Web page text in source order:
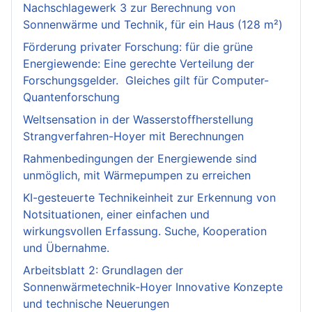
Nachschlagewerk 3 zur Berechnung von
Sonnenwärme und Technik, für ein Haus (128 m²)
Förderung privater Forschung: für die grüne
Energiewende: Eine gerechte Verteilung der
Forschungsgelder. Gleiches gilt für Computer-
Quantenforschung
Weltsensation in der Wasserstoffherstellung
Strangverfahren-Hoyer mit Berechnungen
Rahmenbedingungen der Energiewende sind
unmöglich, mit Wärmepumpen zu erreichen
KI-gesteuerte Technikeinheit zur Erkennung von
Notsituationen, einer einfachen und
wirkungsvollen Erfassung. Suche, Kooperation
und Übernahme.
Arbeitsblatt 2: Grundlagen der
Sonnenwärmetechnik-Hoyer Innovative Konzepte
und technische Neuerungen